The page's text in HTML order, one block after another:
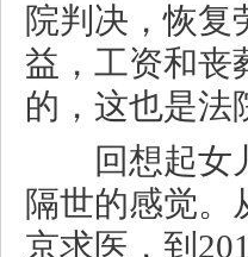
院判决，恢复
益，工资和丧
的，这也是法
回想起女儿
隔世的感觉。
京求医，到